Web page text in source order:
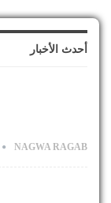
أحدث الأخبار
NAGWA RAGAB